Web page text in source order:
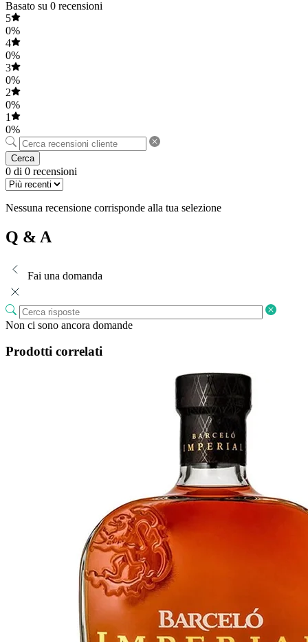
Basato su 0 recensioni
5
0%
4
0%
3
0%
2
0%
1
0%
Cerca
0 di 0 recensioni
Nessuna recensione corrisponde alla tua selezione
Q & A
Fai una domanda
Non ci sono ancora domande
Prodotti correlati